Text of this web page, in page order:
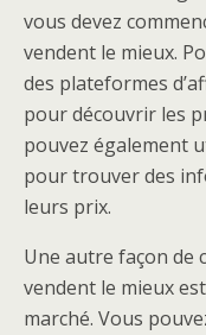
vous devez
vendent le mieux.
des plateformes
pour découvrir les
pouvez également
pour trouver des
leurs prix.
Une autre façon de
vendent le mieux
marché. Vous